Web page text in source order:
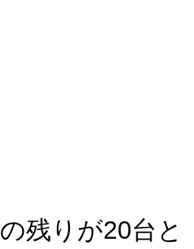
残りが20台と